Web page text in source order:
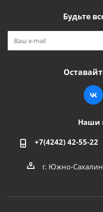
Будьте
Наши
+7(4242) 42-55-22
г. Южно-